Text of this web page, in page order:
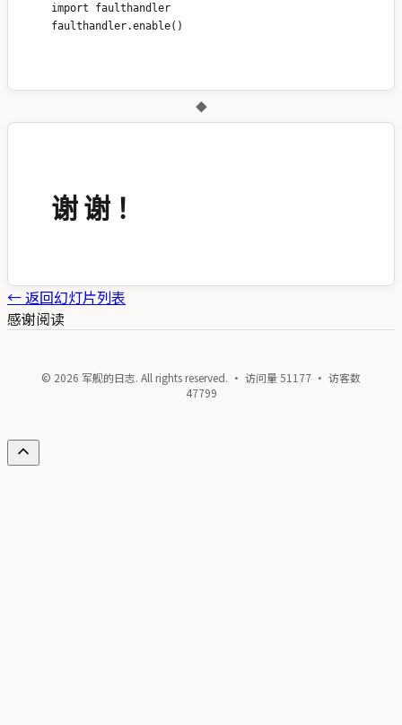
import faulthandler
◆
谢 谢 ！
←返回幻灯片列表
感谢阅读
© 2026 军舰的日志. All rights reserved. · 访问量51177 · 访客数
47799